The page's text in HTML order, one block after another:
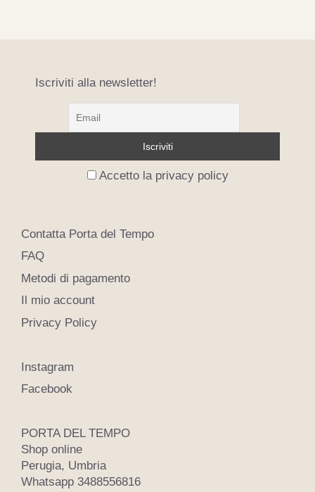
Iscriviti alla newsletter!
Accetto la privacy policy
Contatta Porta del Tempo
FAQ
Metodi di pagamento
Il mio account
Privacy Policy
Instagram
Facebook
PORTA DEL TEMPO
Shop online
Perugia, Umbria
Whatsapp 3488556816